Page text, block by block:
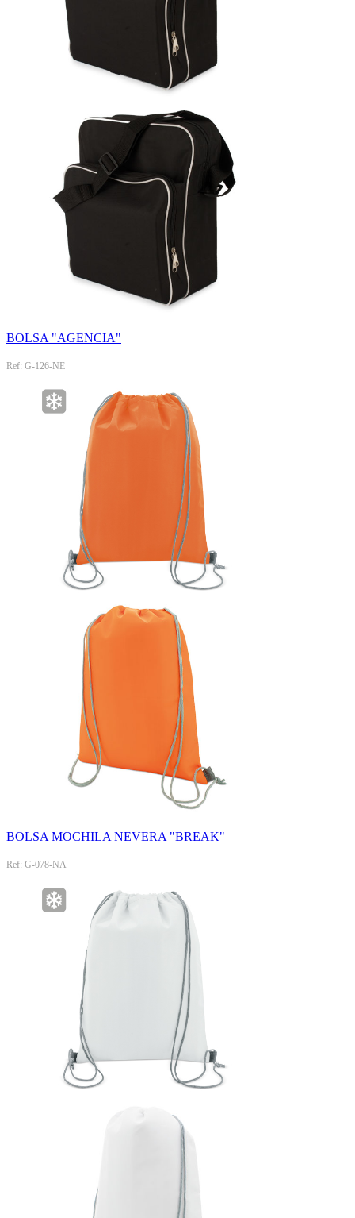
BOLSA "AGENCIA"
Ref: G-126-NE
BOLSA MOCHILA NEVERA "BREAK"
Ref: G-078-NA